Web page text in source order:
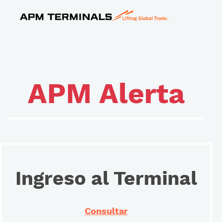
APM Alerta
Ingreso al Terminal
Consultar